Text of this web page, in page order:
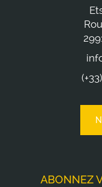
ABONNEZ